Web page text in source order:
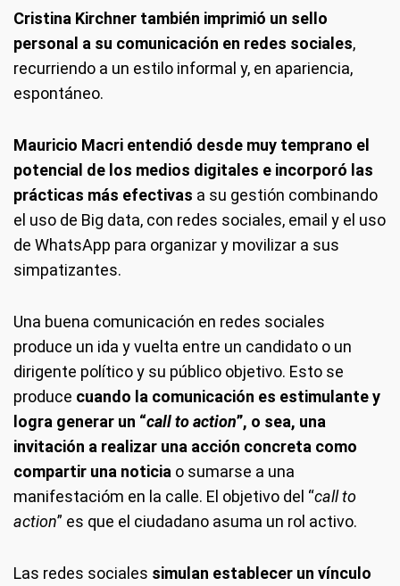
Cristina Kirchner también imprimió un sello
personal a su comunicación en redes sociales,
recurriendo a un estilo informal y, en apariencia,
espontáneo.
Mauricio Macri entendió desde muy temprano el
potencial de los medios digitales e incorporó las
prácticas más efectivas a su gestión combinando
el uso de Big data, con redes sociales, email y el uso
de WhatsApp para organizar y movilizar a sus
simpatizantes.
Una buena comunicación en redes sociales
produce un ida y vuelta entre un candidato o un
dirigente político y su público objetivo. Esto se
produce cuando la comunicación es estimulante y
logra generar un “call to action”, o sea, una
invitación a realizar una acción concreta como
compartir una noticia o sumarse a una
manifestacióm en la calle. El objetivo del “call to
action” es que el ciudadano asuma un rol activo.
Las redes sociales simulan establecer un vínculo